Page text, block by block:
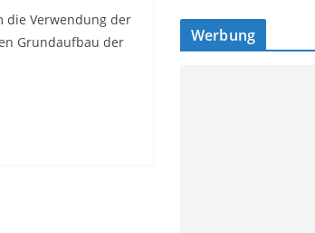
die Verwendung der
Grundaufbau der
Werbung